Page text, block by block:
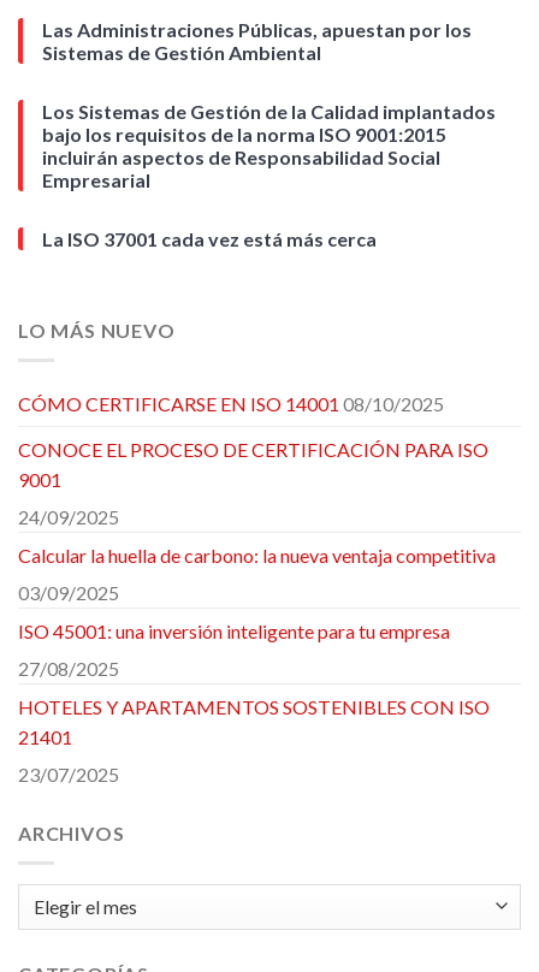
Las Administraciones Públicas, apuestan por los
Sistemas de Gestión Ambiental
Los Sistemas de Gestión de la Calidad implantados
bajo los requisitos de la norma ISO 9001:2015
incluirán aspectos de Responsabilidad Social
Empresarial
La ISO 37001 cada vez está más cerca
LO MÁS NUEVO
CÓMO CERTIFICARSE EN ISO 14001 08/10/2025
CONOCE EL PROCESO DE CERTIFICACIÓN PARA ISO
9001
24/09/2025
Calcular la huella de carbono: la nueva ventaja competitiva
03/09/2025
ISO 45001: una inversión inteligente para tu empresa
27/08/2025
HOTELES Y APARTAMENTOS SOSTENIBLES CON ISO
21401
23/07/2025
ARCHIVOS
Archivos